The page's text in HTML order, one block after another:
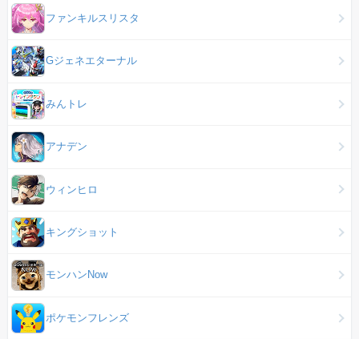
ファンキルスリスタ
Gジェネエターナル
みんトレ
アナデン
ウィンヒロ
キングショット
モンハンNow
ポケモンフレンズ